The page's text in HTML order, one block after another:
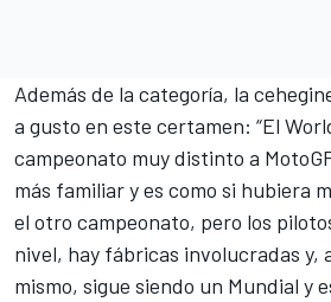
Además de la categoría, la
a gusto en este certamen: “El
campeonato muy distinto a
más familiar y es como si hubiera
el otro campeonato, pero los
nivel, hay fábricas involucradas y,
mismo, sigue siendo un Mundial y